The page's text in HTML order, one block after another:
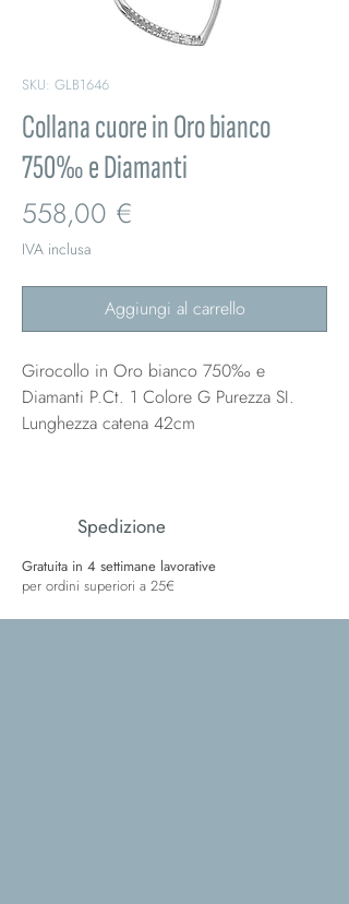
SKU: GLB1646
Collana cuore in Oro bianco
750‰ e Diamanti
558,00 €
IVA inclusa
Aggiungi al carrello
Girocollo in Oro bianco 750‰ e
Diamanti P.Ct. 1 Colore G Purezza SI.
Lunghezza catena 42cm
Spedizione
Gratuita in 4 settimane lavorative
per ordini superiori a 25€